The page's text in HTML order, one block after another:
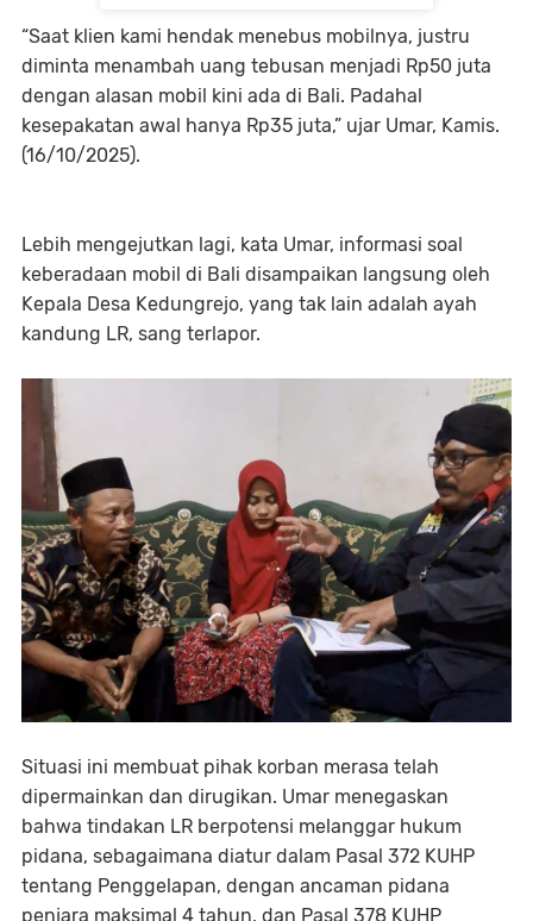
“Saat klien kami hendak menebus mobilnya, justru
diminta menambah uang tebusan menjadi Rp50 juta
dengan alasan mobil kini ada di Bali. Padahal
kesepakatan awal hanya Rp35 juta,” ujar Umar, Kamis.
(16/10/2025).
Lebih mengejutkan lagi, kata Umar, informasi soal
keberadaan mobil di Bali disampaikan langsung oleh
Kepala Desa Kedungrejo, yang tak lain adalah ayah
kandung LR, sang terlapor.
Situasi ini membuat pihak korban merasa telah
dipermainkan dan dirugikan. Umar menegaskan
bahwa tindakan LR berpotensi melanggar hukum
pidana, sebagaimana diatur dalam Pasal 372 KUHP
tentang Penggelapan, dengan ancaman pidana
penjara maksimal 4 tahun, dan Pasal 378 KUHP